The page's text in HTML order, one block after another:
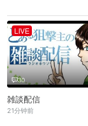
LIVE
30
雑談配信
21分钟前